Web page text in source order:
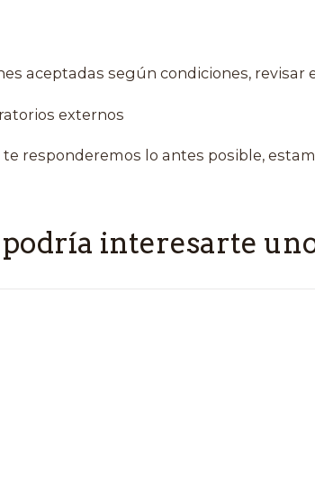
aceptadas según condiciones, revisar
externos
responderemos lo antes posible,
interesarte